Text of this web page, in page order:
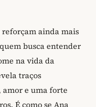
reforçam ainda mais
busca entender
na vida da
traços
e uma forte
É como se Ana